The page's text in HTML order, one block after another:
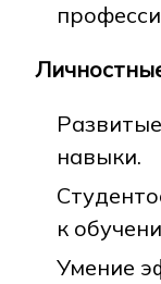
навыки.
к
Умение